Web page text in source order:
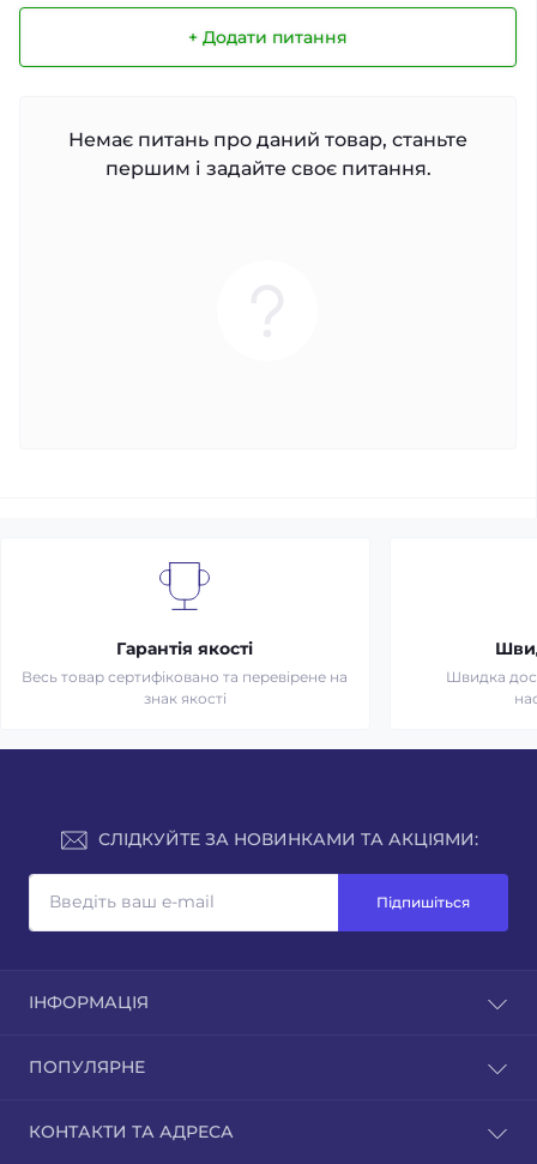
+ Додати питання
Немає питань про даний товар, станьте
першим і задайте своє питання.
Гарантія якості
Весь товар сертифіковано та перевірене на
знак якості
Швидка
СЛІДКУЙТЕ ЗА НОВИНКАМИ ТА АКЦІЯМИ:
Підпишіться
ІНФОРМАЦІЯ
Зворотній зв'язок
Карта сайту
ПОПУЛЯРНЕ
Мотоблоки
КОНТАКТИ ТА АДРЕСА